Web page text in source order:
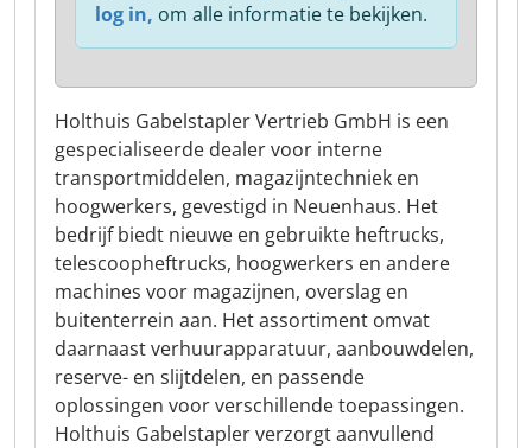
Holthuis Gabelstapler Vertrieb GmbH is een
gespecialiseerde dealer voor interne
transportmiddelen, magazijntechniek en
hoogwerkers, gevestigd in Neuenhaus. Het
bedrijf biedt nieuwe en gebruikte heftrucks,
telescoopheftrucks, hoogwerkers en andere
machines voor magazijnen, overslag en
buitenterrein aan. Het assortiment omvat
daarnaast verhuurapparatuur, aanbouwdelen,
reserve- en slijtdelen, en passende
oplossingen voor verschillende toepassingen.
Holthuis Gabelstapler verzorgt aanvullend
log in, om alle informatie te bekijken.